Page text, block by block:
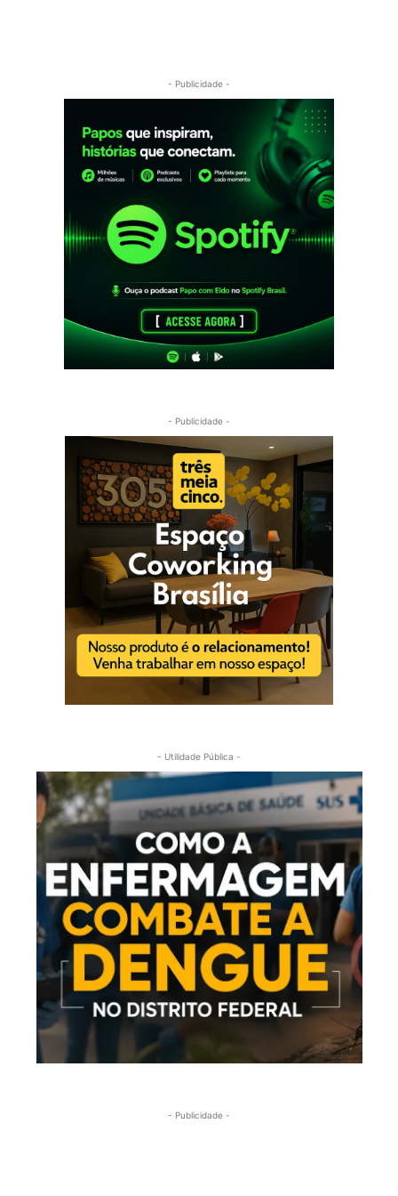
- Publicidade -
- Publicidade -
- Utilidade Pública -
- Publicidade -